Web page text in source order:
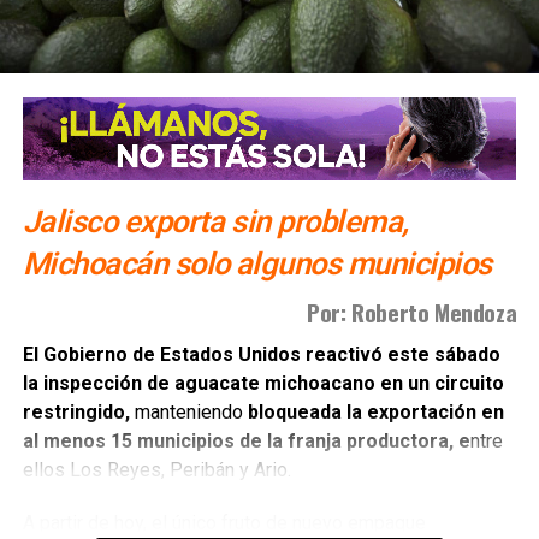
Jalisco exporta sin problema,
Michoacán solo algunos municipios
Por: Roberto Mendoza
El Gobierno de Estados Unidos reactivó este sábado
la inspección de aguacate michoacano en un circuito
restringido,manteniendo bloqueada la exportación en
al menos 15 municipios de la franja productora, entre
ellos Los Reyes, Peribán y Ario.